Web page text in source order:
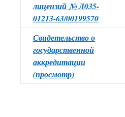
лицензий № Л035-
01213-63/00199570
Свидетельство о
государственной
аккредитации
(просмотр)